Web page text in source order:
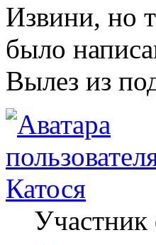
Извини, но
было
Вылез из
Катося